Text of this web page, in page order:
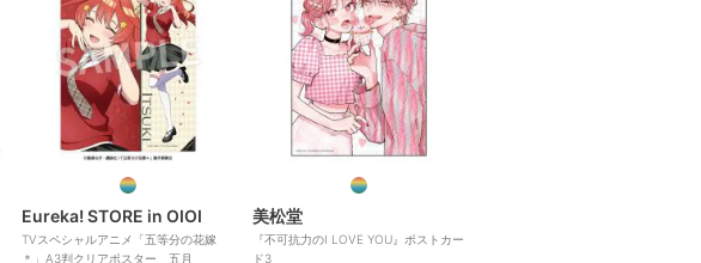
Eureka! STORE in OIOI
TVスペシャルアニメ「五等分の花嫁
＊」A3判クリアポスター 五月
美松堂
『不可抗力のI LOVE YOU』ポストカー
ド3